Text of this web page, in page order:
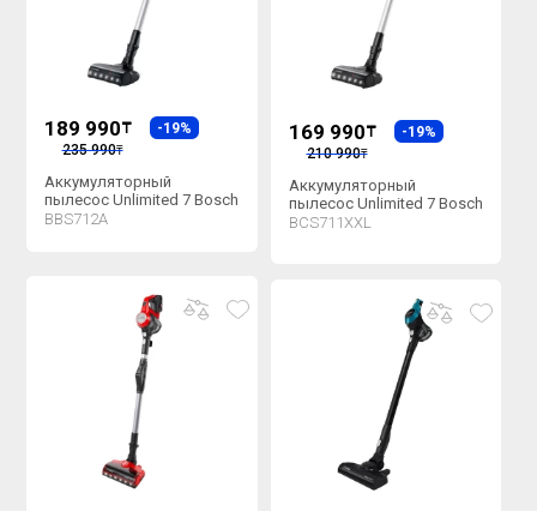
189 990₸
-19%
235 990₸
Аккумуляторный
пылесос Unlimited 7 Bosch
BBS712A
169 990₸
-19%
210 990₸
Аккумуляторный
пылесос Unlimited 7 Bosch
BCS711XXL